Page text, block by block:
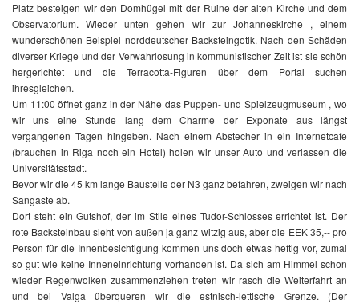
Platz besteigen wir den Domhügel mit der Ruine der alten Kirche und dem
Observatorium. Wieder unten gehen wir zur Johanneskirche , einem
wunderschönen Beispiel norddeutscher Backsteingotik. Nach den Schäden
diverser Kriege und der Verwahrlosung in kommunistischer Zeit ist sie schön
hergerichtet und die Terracotta-Figuren über dem Portal suchen
ihresgleichen.
Um 11:00 öffnet ganz in der Nähe das Puppen- und Spielzeugmuseum , wo
wir uns eine Stunde lang dem Charme der Exponate aus längst
vergangenen Tagen hingeben. Nach einem Abstecher in ein Internetcafe
(brauchen in Riga noch ein Hotel) holen wir unser Auto und verlassen die
Universitätsstadt.
Bevor wir die 45 km lange Baustelle der N3 ganz befahren, zweigen wir nach
Sangaste ab.
Dort steht ein Gutshof, der im Stile eines Tudor-Schlosses errichtet ist. Der
rote Backsteinbau sieht von außen ja ganz witzig aus, aber die EEK 35,-- pro
Person für die Innenbesichtigung kommen uns doch etwas heftig vor, zumal
so gut wie keine Inneneinrichtung vorhanden ist. Da sich am Himmel schon
wieder Regenwolken zusammenziehen treten wir rasch die Weiterfahrt an
und bei Valga überqueren wir die estnisch-lettische Grenze. (Der